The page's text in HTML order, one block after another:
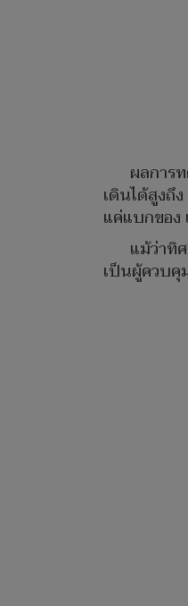
ผลการ
เดินได้สูงถึ
แค่แบกของ
แม้ว่าทิ
เป็นผู้ควบ